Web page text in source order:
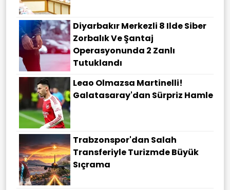
Diyarbakır Merkezli 8 Ilde Siber
Zorbalık Ve Şantaj
Operasyonunda 2 Zanlı
Tutuklandı
Leao Olmazsa Martinelli!
Galatasaray'dan Sürpriz Hamle
Trabzonspor'dan Salah
Transferiyle Turizmde Büyük
Sıçrama